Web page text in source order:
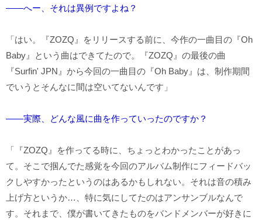
――へー、それは異例ですよね？
「はい。『ZOZQ』をリリースする前に、今作の一曲目の『Oh
Baby』という曲はできてたので。『ZOZQ』の最後の曲
『Surfin' JPN』から今回の一曲目の『Oh Baby』は、制作期間
でいうとそんなに間は空いてないんです」
――実際、どんな風に曲を作っていったのですか？
「『ZOZQ』を作ってる時に、ちょっとわかったことがあっ
て。そこで掴んでた感覚を今回のアルバム制作にフィードバッ
クしやすかったというのはあるかもしれない。それは音の積み
上げ方というか…、特に気にしてたのはアンサンブルなんで
す。それまで、僕が書いてきたものをバンドメンバーが好きに